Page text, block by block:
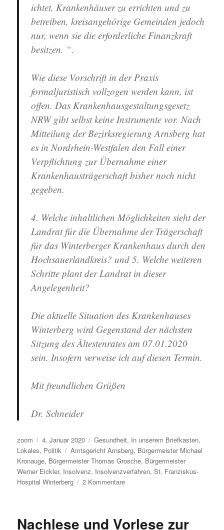
ichtet, Krankenhäuser zu errichten und zu
betreiben, kreisangehörige Gemeinden jedoch
nur, wenn sie die erforderliche Finanzkraft
besitzen. “.
Wie diese Vorschrift in der Praxis
formaljuristisch vollzogen werden kann, ist
offen. Das Krankenhausgestaltungsgesetz
NRW gibt selbst keine Instrumente vor. Nach
Mitteilung der Bezirksregierung Arnsberg hat
es in Nordrhein-Westfalen den Fall einer
Verpflichtung zur Übernahme einer
Krankenhausträgerschaft bisher noch nicht
gegeben.
4. Welche inhaltlichen Möglichkeiten sieht der
Landrat für die Übernahme der Trägerschaft
für das Winterberger Krankenhaus durch den
Hochsauerlandkreis? und 5. Welche weiteren
Schritte plant der Landrat in dieser
Angelegenheit?
Die aktuelle Situation des Krankenhauses
Winterberg wird Gegenstand der nächsten
Sitzung des Ältestenrates am 07.01.2020
sein. Insofern verweise ich auf diesen Termin.
Mit freundlichen Grüßen
Dr. Schneider
Autor
zoom
Veröffentlicht
am
4. Januar 2020 Kategorien
Gesundheit, In unserem Briefkasten,
Lokales, Politik Schlagwörter
Amtsgericht Arnsberg, Bürgermeister Michael
Kronauge, Bürgermeister Thomas Grosche, Bürgermeister
Werner Eickler, Insolvenz, Insolvenzverfahren,St. Franziskus-
Hospital Winterberg
2 Kommentarezu
Bürgerliste
Nachlese und Vorlese zur